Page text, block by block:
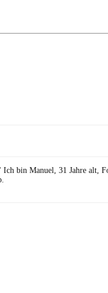
bin Manuel, 31 Jahre